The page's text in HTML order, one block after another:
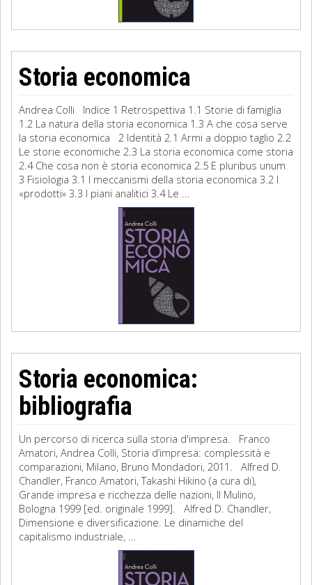
Storia economica
Andrea Colli Indice 1 Retrospettiva 1.1 Storie di famiglia
1.2 La natura della storia economica 1.3 A che cosa serve
la storia economica 2 Identità 2.1 Armi a doppio taglio 2.2
Le storie economiche 2.3 La storia economica come storia
2.4 Che cosa non è storia economica 2.5 E pluribus unum
3 Fisiologia 3.1 I meccanismi della storia economica 3.2 I
«prodotti» 3.3 I piani analitici 3.4 Le ...
Storia economica:
bibliografia
Un percorso di ricerca sulla storia d'impresa. Franco
Amatori, Andrea Colli, Storia d’impresa: complessità e
comparazioni, Milano, Bruno Mondadori, 2011. Alfred D.
Chandler, Franco Amatori, Takashi Hikino (a cura di),
Grande impresa e ricchezza delle nazioni, Il Mulino,
Bologna 1999 [ed. originale 1999]. Alfred D. Chandler,
Dimensione e diversificazione. Le dinamiche del
capitalismo industriale, ...